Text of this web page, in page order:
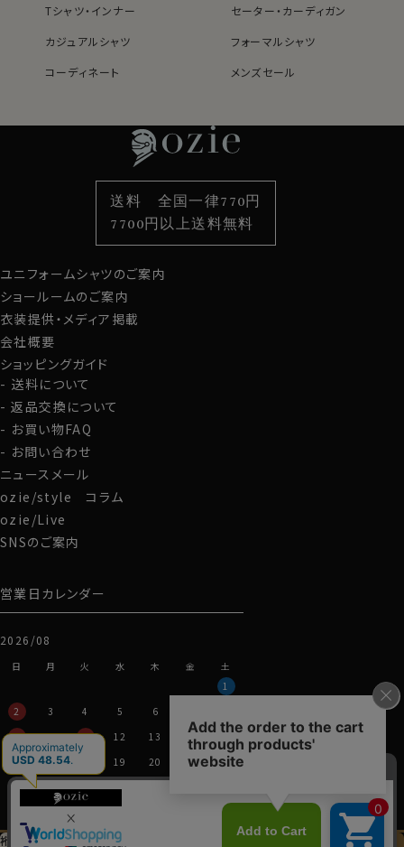
裄丈加工＆イニシャル刺繍 この商品を
Tシャツ・インナー
セーター・カーディガン
カジュアルシャツ
フォーマルシャツ
コーディネート
メンズセール
袖・カフス型から選ぶ
色から選ぶ
柄から選ぶ
スタイルから選ぶ
カジュアルシャツ
定番シャツ
カフスボタン
サスペンダー
財布・名刺入れ
バッグ
ストール・マフラー
グローブ
ユニフォームシャツのご案内
ショールームのご案内
衣装提供・メディア掲載
会社概要
ショッピングガイド
送料について
返品交換について
お買い物FAQ
お問い合わせ
ニュースメール
ozie/style コラム
ozie/Live
SNSのご案内
営業日カレンダー
2026/08
日 月 火 水 木 金
土
1
2
3 4 5 6
9
10 11 12 13 14
15
16
17 19 20 21
22
23
24 25 26
送料 全国一律770円
7700円以上送料無料